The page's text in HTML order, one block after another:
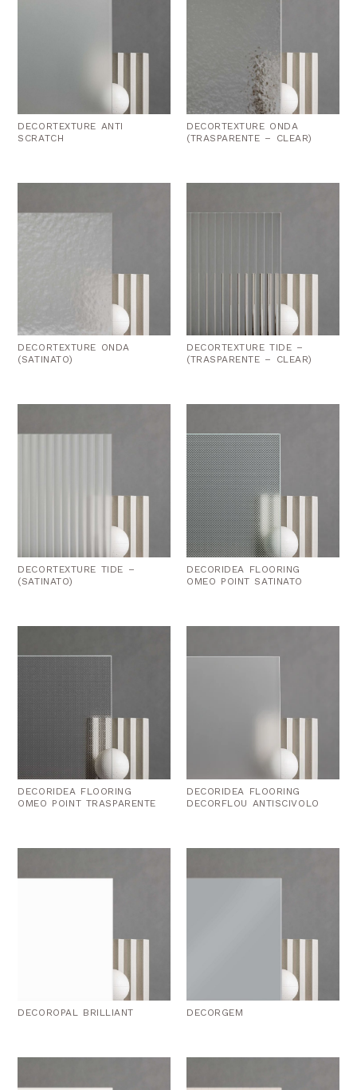
DECORTEXTURE ANTI
SCRATCH
DECORTEXTURE ONDA
(TRASPARENTE – CLEAR)
DECORTEXTURE ONDA
(SATINATO)
DECORTEXTURE TIDE –
(TRASPARENTE – CLEAR)
DECORTEXTURE TIDE –
(SATINATO)
DECORIDEA FLOORING
OMEO POINT SATINATO
DECORIDEA FLOORING
OMEO POINT TRASPARENTE
DECORIDEA FLOORING
DECORFLOU ANTISCIVOLO
DECOROPAL BRILLIANT DECORGEM